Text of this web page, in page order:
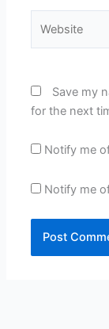
Save my
for the next
Notify me
Notify me